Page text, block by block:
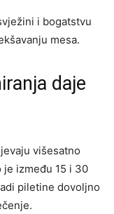
i bogatstvu
mesa.
daje
višesatno
između 15 i 30
piletine dovoljno